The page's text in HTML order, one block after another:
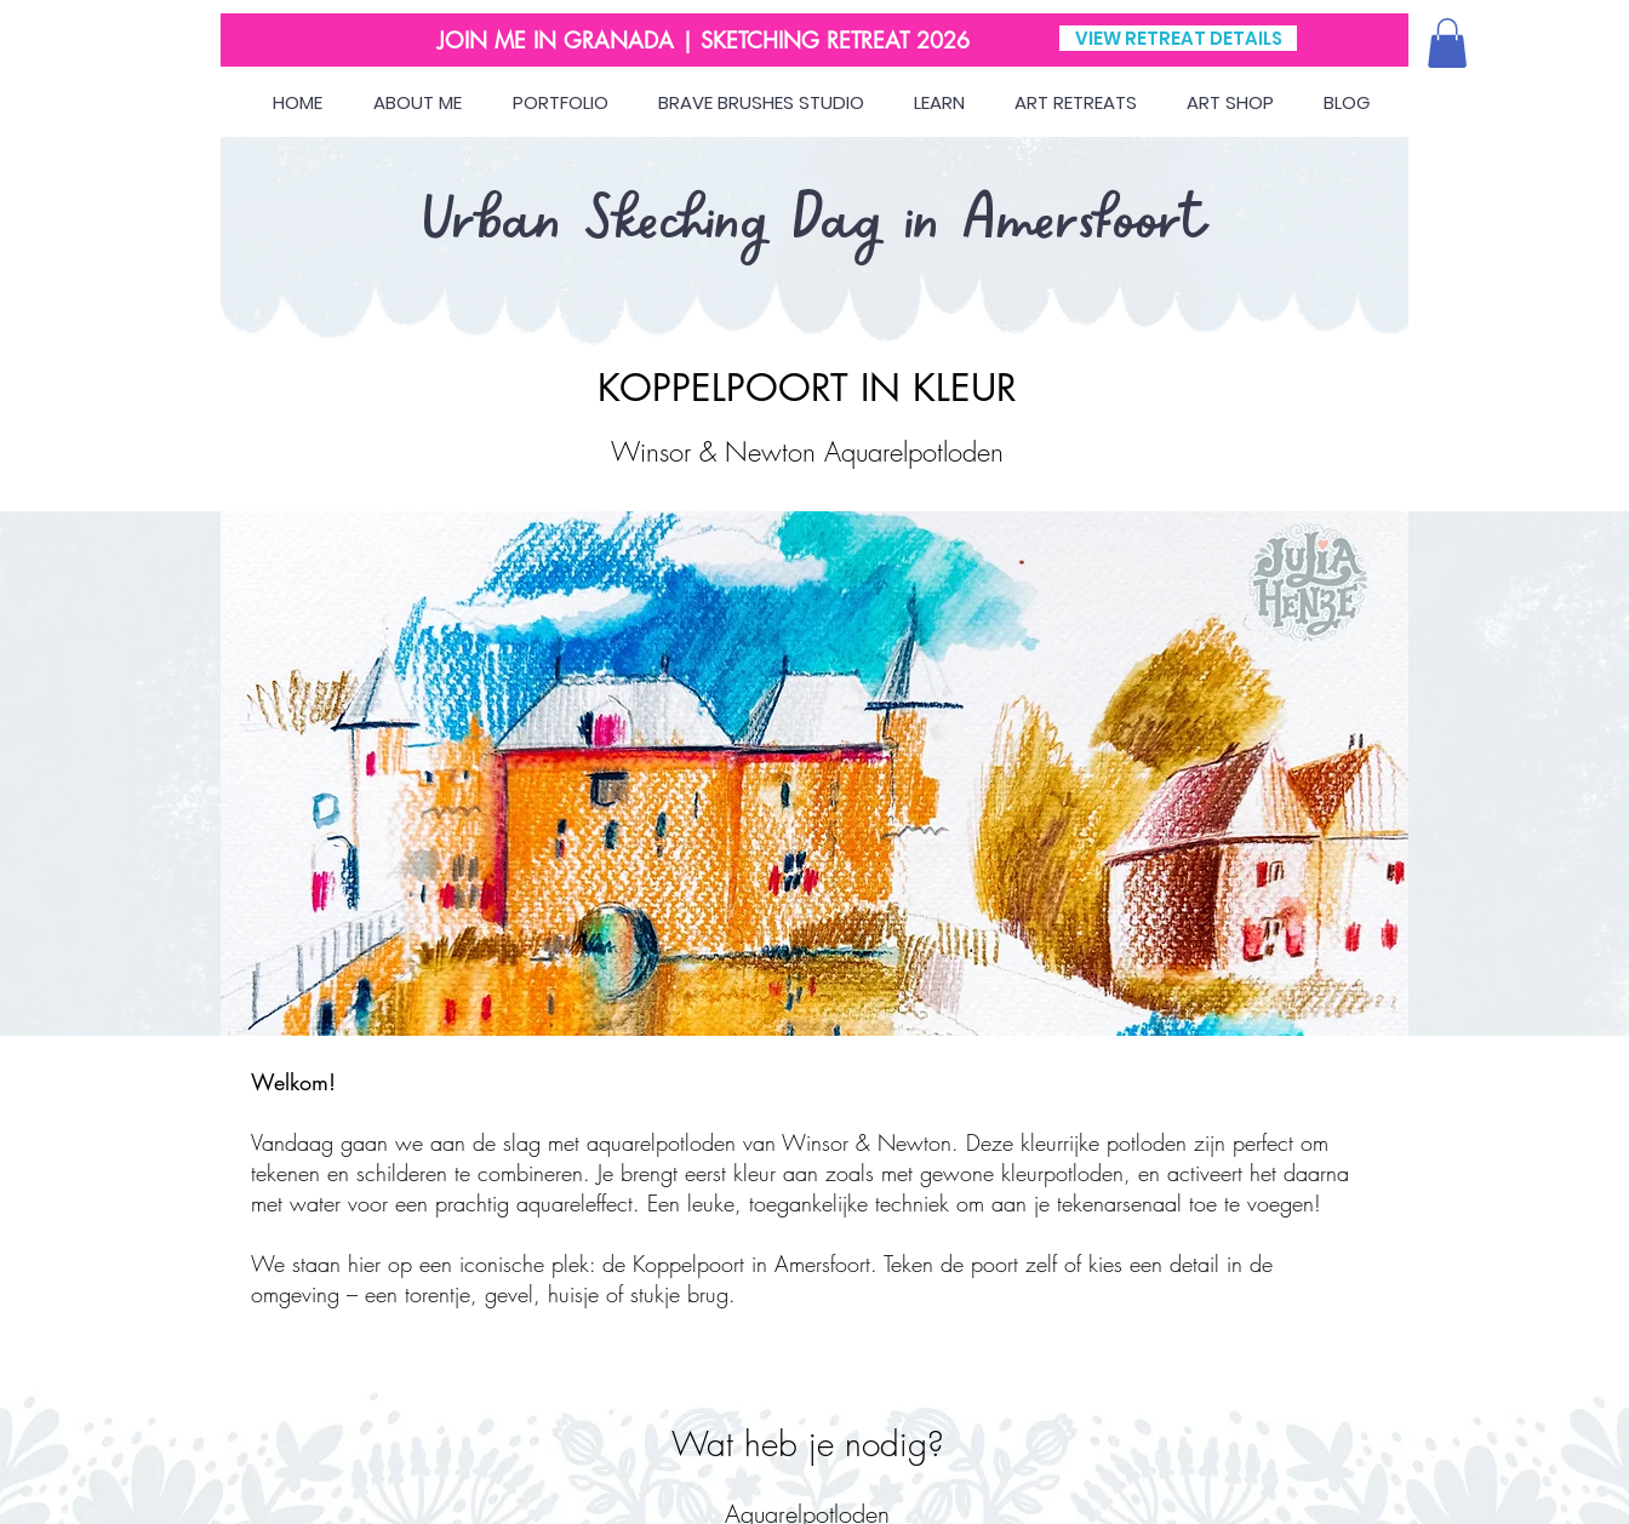
JOIN ME IN GRANADA | SKETCHING RETREAT 2026 VIEW RETREAT DETAILS
HOME ABOUT ME PORTFOLIO BRAVE BRUSHES STUDIO LEARN ART RETREATS ART SHOP BLOG
Urban Skeching Dag in Amersfoort
KOPPELPOORT IN KLEUR
Winsor & Newton Aquarelpotloden
Welkom!
Vandaag gaan we aan de slag met aquarelpotloden van Winsor & Newton. Deze kleurrijke potloden zijn perfect om
tekenen en schilderen te combineren. Je brengt eerst kleur aan zoals met gewone kleurpotloden, en activeert het daarna
met water voor een prachtig aquareleffect. Een leuke, toegankelijke techniek om aan je tekenarsenaal toe te voegen!
We staan hier op een iconische plek: de Koppelpoort in Amersfoort. Teken de poort zelf of kies een detail in de
omgeving – een torentje, gevel, huisje of stukje brug.
​Wat heb je nodig?
Aquarelpotloden